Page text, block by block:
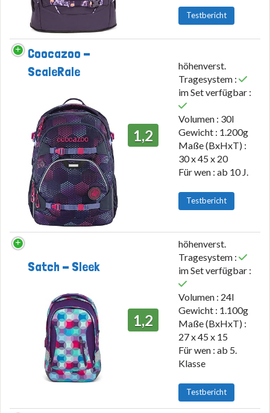
Testbericht
Coocazoo -
ScaleRale
1,2
höhenverst.
Tragesystem :
im Set verfügbar :
Volumen : 30l
Gewicht : 1.200g
Maße (BxHxT) :
30 x 45 x 20
Für wen : ab 10 J.
Testbericht
Satch - Sleek
1,2
höhenverst.
Tragesystem :
im Set verfügbar :
Volumen : 24l
Gewicht : 1.100g
Maße (BxHxT) :
27 x 45 x 15
Für wen : ab 5.
Klasse
Testbericht